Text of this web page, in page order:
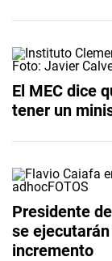
El MEC dice
tener un
Presidente
se
incremento